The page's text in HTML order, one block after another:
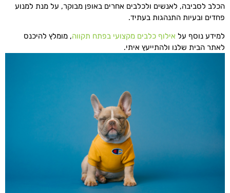
הכלב לסביבה, לאנשים ולכלבים אחרים באופן מבוקר, על מנת למנוע
פחדים ובעיות התנהגות בעתיד.
למידע נוסף על אילוף כלבים מקצועי בפתח תקווה, מומלץ להיכנס
לאתר הבית שלנו ולהתייעץ איתי.